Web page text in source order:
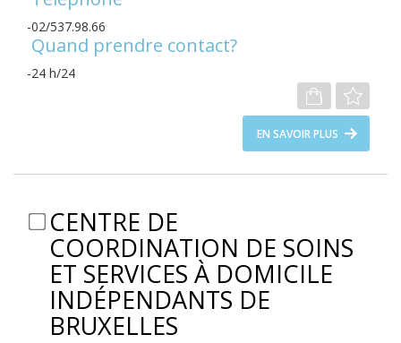
02/537.98.66
Quand prendre contact?
24 h/24
EN SAVOIR PLUS
CENTRE DE
COORDINATION DE SOINS
ET SERVICES À DOMICILE
INDÉPENDANTS DE
BRUXELLES